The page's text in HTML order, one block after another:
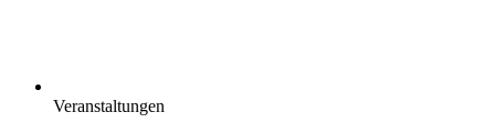
Veranstaltungen